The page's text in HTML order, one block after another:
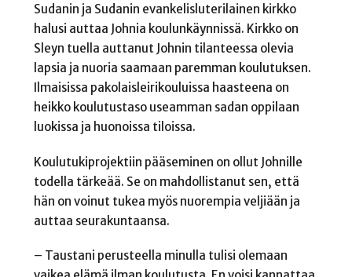
Sudanin ja Sudanin evankelisluterilainen kirkko
halusi auttaa Johnia koulunkäynnissä. Kirkko on
Sleyn tuella auttanut Johnin tilanteessa olevia
lapsia ja nuoria saamaan paremman koulutuksen.
Ilmaisissa pakolaisleirikouluissa haasteena on
heikko koulutustaso useamman sadan oppilaan
luokissa ja huonoissa tiloissa.
Koulutukiprojektiin pääseminen on ollut Johnille
todella tärkeää. Se on mahdollistanut sen, että
hän on voinut tukea myös nuorempia veljiään ja
auttaa seurakuntaansa.
– Taustani perusteella minulla tulisi olemaan